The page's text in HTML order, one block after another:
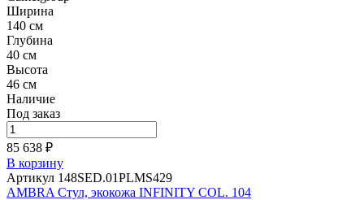
Ширина
140 см
Глубина
40 см
Высота
46 см
Наличие
Под заказ
85 638 ₽
В корзину
Артикул 148SED.01PLMS429
AMBRA Стул, экокожа INFINITY COL. 104